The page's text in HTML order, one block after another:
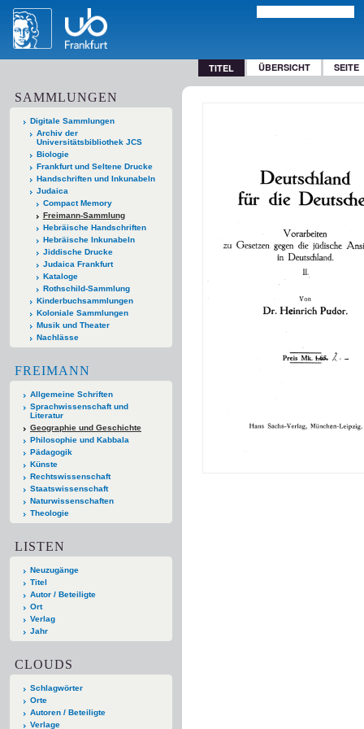
TITEL ÜBERSICHT SEITE
SAMMLUNGEN
Digitale Sammlungen
Archiv der
Universitätsbibliothek JCS
Biologie
Frankfurt und Seltene Drucke
Handschriften und Inkunabeln
Judaica
Compact Memory
Freimann-Sammlung
Hebräische Handschriften
Hebräische Inkunabeln
Jiddische Drucke
Judaica Frankfurt
Kataloge
Rothschild-Sammlung
Kinderbuchsammlungen
Koloniale Sammlungen
Musik und Theater
Nachlässe
FREIMANN
Allgemeine Schriften
Sprachwissenschaft und
Literatur
Geographie und Geschichte
Philosophie und Kabbala
Pädagogik
Künste
Rechtswissenschaft
Staatswissenschaft
Naturwissenschaften
Theologie
LISTEN
Neuzugänge
Titel
Autor / Beteiligte
Ort
Verlag
Jahr
CLOUDS
Schlagwörter
Orte
Autoren / Beteiligte
Verlage